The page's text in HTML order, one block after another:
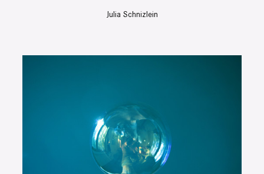
Julia Schnizlein